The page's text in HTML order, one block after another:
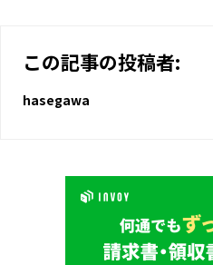
この記事の投稿者:
hasegawa